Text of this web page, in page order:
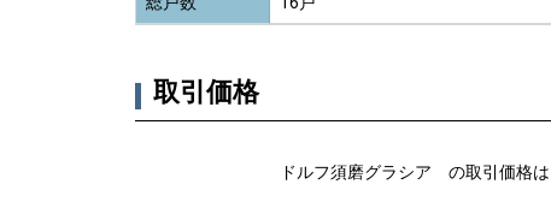
取引価格
ドルフ須磨グラシア の取引価格は